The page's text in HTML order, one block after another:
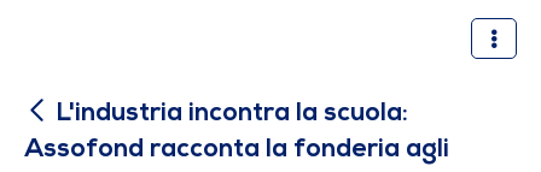
L'industria incontra la
L'industria incontra la scuola:
Assofond racconta la fonderia agli